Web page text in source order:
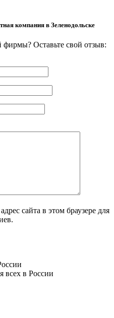
компания в Зеленодольске
фирмы? Оставьте свой отзыв:
сайта в этом браузере для
всех в России